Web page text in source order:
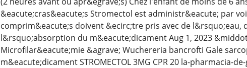
&eacute;cras&eacute;s Stromectol est administr&eacute; par
comprim&eacute;s doivent &ecirc;tre pris avec de
l&rsquo;absorption du m&eacute;dicament Aug 1, 2023
Microfilar&eacute;mie &agrave; Wuchereria bancrofti Gale
m&eacute;dicament STROMECTOL 3MG CPR 20 la-pharmacia-